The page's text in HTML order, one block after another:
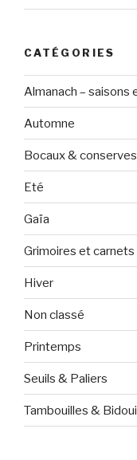
CATÉGORIES
Almanach – saisons
Automne
Bocaux & conserves
Eté
Gaïa
Grimoires et carnets
Hiver
Non classé
Printemps
Seuils & Paliers
Tambouilles &